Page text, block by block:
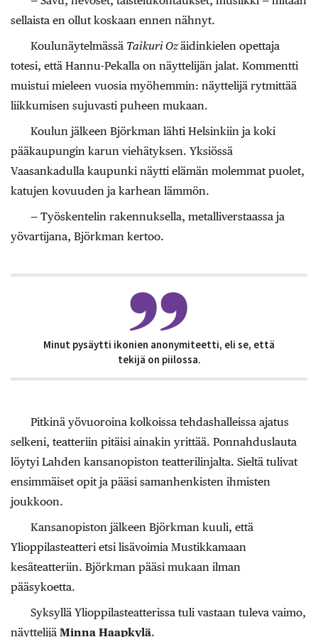
sellaista en ollut koskaan ennen nähnyt.
Koulunäytelmässä Taikuri Ozäidinkielen opettaja
totesi, että Hannu-Pekalla on näyttelijän jalat. Kommentti
muistui mieleen vuosia myöhemmin: näyttelijä rytmittää
liikkumisen sujuvasti puheen mukaan.
Koulun jälkeen Björkman lähti Helsinkiin ja koki
pääkaupungin karun viehätyksen. Yksiössä
Vaasankadulla kaupunki näytti elämän molemmat puolet,
katujen kovuuden ja karhean lämmön.
— Työskentelin rakennuksella, metalliverstaassa ja
yövartijana, Björkman kertoo.
Minut pysäytti ikonien anonymiteetti, eli se, että
tekijä on piilossa.
Pitkinä yövuoroina kolkoissa tehdashalleissa ajatus
selkeni, teatteriin pitäisi ainakin yrittää. Ponnahduslauta
löytyi Lahden kansanopiston teatterilinjalta. Sieltä tulivat
ensimmäiset opit ja pääsi samanhenkisten ihmisten
joukkoon.
Kansanopiston jälkeen Björkman kuuli, että
Ylioppilasteatteri etsi lisävoimia Mustikkamaan
kesäteatteriin. Björkman pääsi mukaan ilman
pääsykoetta.
Syksyllä Ylioppilasteatterissa tuli vastaan tuleva vaimo,
näyttelijä Minna Haapkylä.